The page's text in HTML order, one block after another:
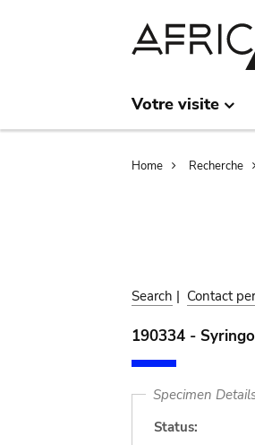
Votre visite
Home Recherche
Search | Contact
190334 -
Specimen
Status: